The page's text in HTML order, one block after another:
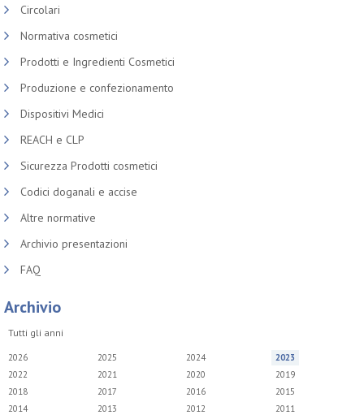
Circolari
Normativa cosmetici
Prodotti e Ingredienti Cosmetici
Produzione e confezionamento
Dispositivi Medici
REACH e CLP
Sicurezza Prodotti cosmetici
Codici doganali e accise
Altre normative
Archivio presentazioni
FAQ
Archivio
Tutti gli anni
2026 2025 2024
2023
2022
2021 2020
2019
2018
2017 2016
2015
2014
2013 2012
2011